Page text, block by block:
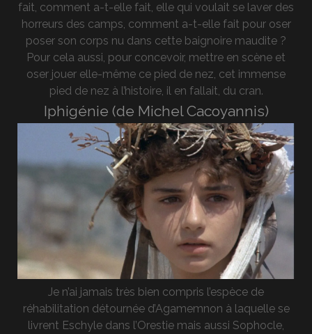
fait, comment a-t-elle fait, elle qui voulait se laver des
horreurs des camps, comment a-t-elle fait pour oser
poser son corps nu dans cette baignoire maudite ?
Pour cela aussi, pour concevoir, mettre en scène et
oser jouer elle-même ce pied de nez, cet immense
pied de nez à l’histoire, il en fallait, du cran.
Iphigénie (de Michel Cacoyannis)
Je n’ai jamais très bien compris l’espèce de
réhabilitation détournée d’Agamemnon à laquelle se
livrent Eschyle dans l’Orestie mais aussi Sophocle,